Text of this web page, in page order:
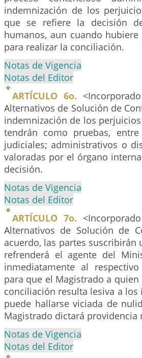
indemnización de los
que se refiere la decisión
humanos, aun cuando
para realizar la conciliación.
Notas de Vigencia
Notas del Editor
ARTÍCULO 6o.
Alternativos de Solución de
indemnización de los
tendrán como pruebas,
judiciales; administrativos o
valoradas por el órgano
decisión.
Notas de Vigencia
Notas del Editor
ARTÍCULO 7o.
Alternativos de Solución de
acuerdo, las partes suscribirán
refrenderá el agente del
inmediatamente al
para que el Magistrado a
conciliación resulta lesiva a
puede hallarse viciada de
Magistrado dictará
Notas de Vigencia
Notas del Editor